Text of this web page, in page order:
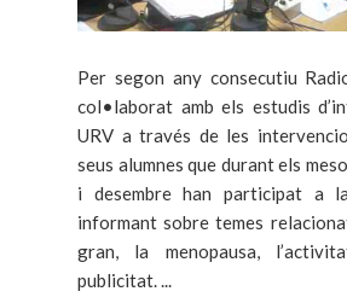
Per segon any consecutiu
col•laborat amb els estudis
URV a través de les
seus alumnes que durant els
i desembre han participat a
informant sobre temes
gran, la menopausa,
publicitat. ...